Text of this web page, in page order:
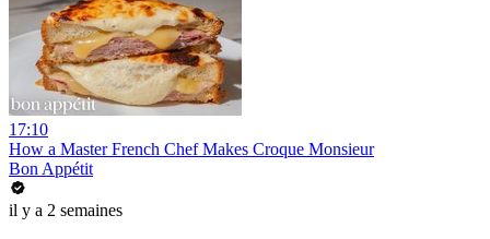
17:10
How a Master French Chef Makes Croque Monsieur
Bon Appétit
il y a 2 semaines